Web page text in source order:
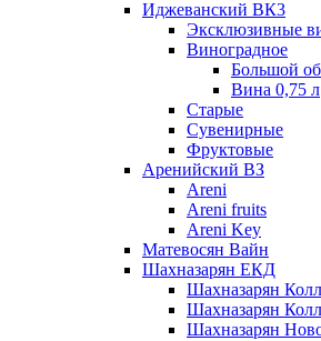
Иджеванский ВК3
Эксклюзивные
Виноградное
Большой
Вина 0,75 л
Старые
Сувенирные
Фруктовые
Аренийский ВЗ
Areni
Areni fruits
Areni Key
Матевосян Вайн
Шахназарян ЕКД
Шахназарян
Шахназарян
Шахназарян